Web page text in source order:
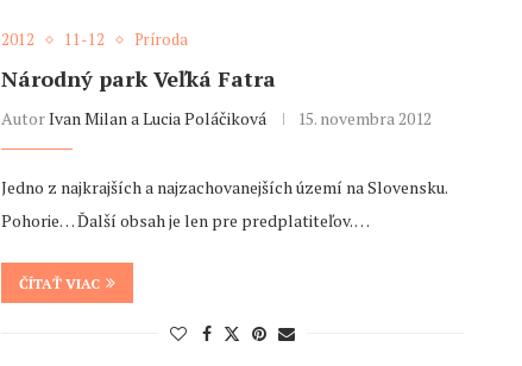
2012 11-12 Príroda
Národný park Veľká Fatra
AutorIvan Milan a Lucia Poláčiková 15. novembra 2012
Jedno z najkrajších a najzachovanejších území na Slovensku.
Pohorie… Ďalší obsah je len pre predplatiteľov. …
ČÍTAŤ VIAC